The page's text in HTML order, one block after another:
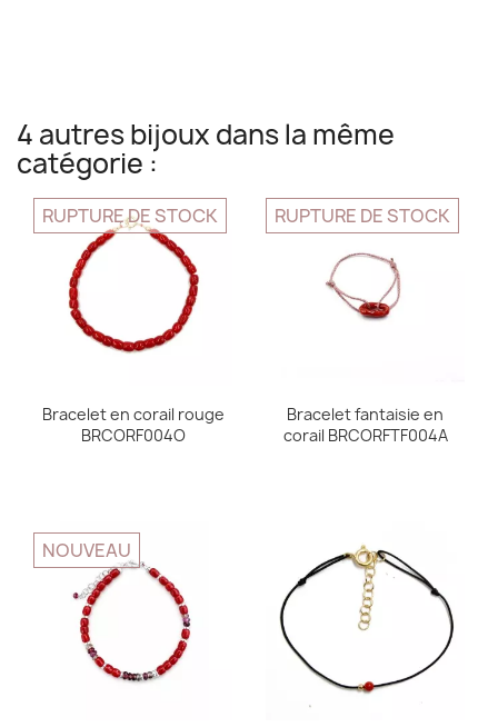
4 autres bijoux dans la même
catégorie :
Bracelet en corail rouge
BRCORF004O
RUPTURE DE STOCK
Bracelet fantaisie en
corail BRCORFTF004A
RUPTURE DE STOCK
NOUVEAU